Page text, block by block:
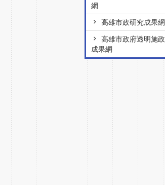
網
高雄市政研究成果網
高雄市政府透明施政
成果網